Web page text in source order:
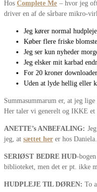
HosComplete Me – hvor jeg
driver en af de sårbare mikro-
Jeg kører normal
Køber flere friske
Jeg ser kun nyheder
Jeg elsker mit karbad
For 20 kroner
Uden at lyde hellig eller
Summasummarum er, at jeg
Her taler vi generelt og IKKE
ANETTE’s ANBEFALING:
jeg, at sættet her er hos Daniela.
SERIØST BEDRE HUD-
biblioteket, men det er pt. ikke
HUDPLEJE TIL DØREN: To